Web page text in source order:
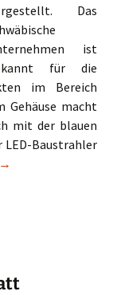
Das
ist
für die
im Bereich
Gehäuse macht
mit der blauen
LED-Baustrahler
LED-Baustrahler
→